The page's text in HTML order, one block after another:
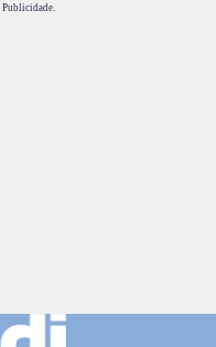
Publicidade.